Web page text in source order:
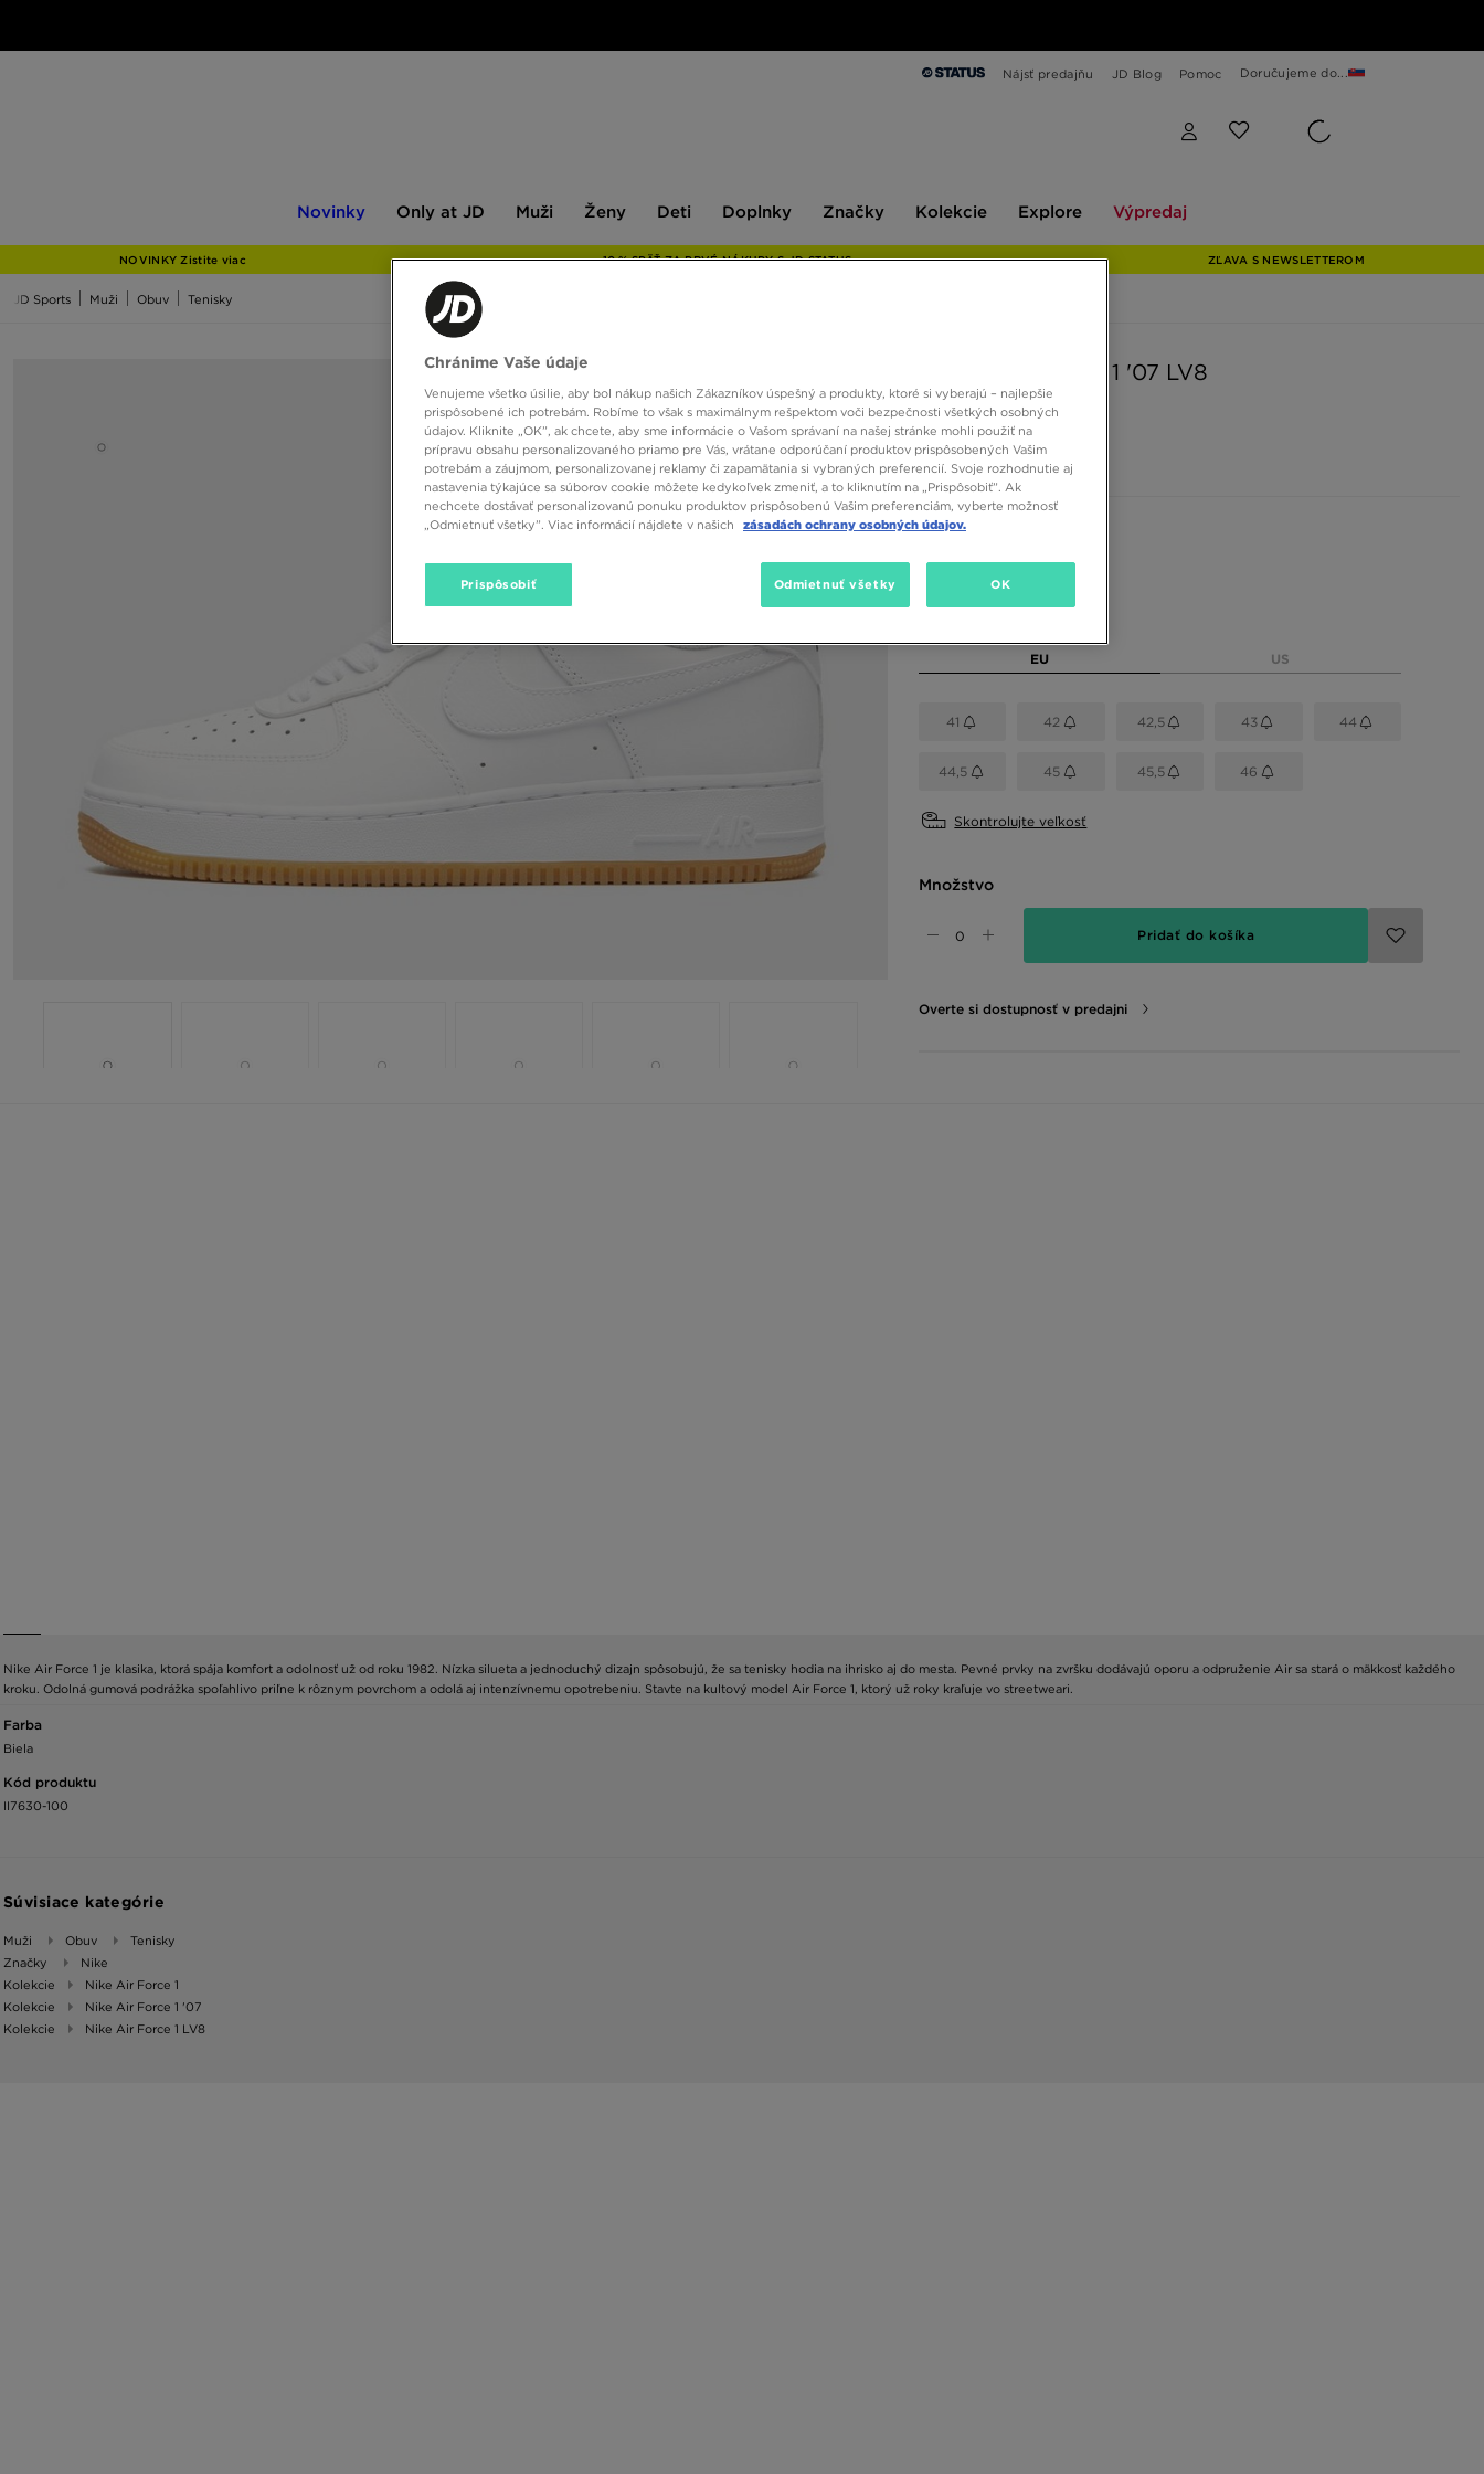
Nájsť predajňu JD Blog Pomoc Doručujeme do...
Novinky
JD
Only at JD Muži Ženy Deti Doplnky Značky Kolekcie Explore Výpredaj
NOVINKY Zistite viac 10 % SPÄŤ ZA PRVÉ NÁKUPY S JD STATUS ZĽAVA S NEWSLETTEROM
JD Sports Muži Obuv Tenisky
NIKE AIR FORCE 1 '07 LV8
72,00 €
Dostupné farby
Biela
Vybrať veľkosť
EU US
41 42 42,5 43 44
44,5 45 45,5 46
Skontrolujte veľkosť
Množstvo
Pridať do košíka
Overte si dostupnosť v predajni
Nike Air Force 1 je klasika, ktorá spája komfort a odolnosť už od roku 1982. Nízka silueta a jednoduchý dizajn spôsobujú, že sa tenisky hodia na ihrisko aj do mesta. Pevné prvky na zvršku dodávajú oporu a odpruženie Air sa stará o mäkkosť každého
kroku. Odolná gumová podrážka spoľahlivo priľne k rôznym povrchom a odolá aj intenzívnemu opotrebeniu. Stavte na kultový model Air Force 1, ktorý už roky kraľuje vo streetweari.
Farba
Biela
Kód produktu
II7630-100
Súvisiace kategórie
Muži Obuv
Tenisky
Značky
Nike
Kolekcie
Nike Air Force 1
Kolekcie
Nike Air Force 1 '07
Kolekcie
Nike Air Force 1 LV8
Chránime Vaše údaje
Venujeme všetko úsilie, aby bol nákup našich Zákazníkov úspešný a produkty, ktoré si vyberajú – najlepšie
prispôsobené ich potrebám. Robíme to však s maximálnym rešpektom voči bezpečnosti všetkých osobných
údajov. Kliknite „OK”, ak chcete, aby sme informácie o Vašom správaní na našej stránke mohli použiť na
prípravu obsahu personalizovaného priamo pre Vás, vrátane odporúčaní produktov prispôsobených Vašim
potrebám a záujmom, personalizovanej reklamy či zapamätania si vybraných preferencií. Svoje rozhodnutie aj
nastavenia týkajúce sa súborov cookie môžete kedykoľvek zmeniť, a to kliknutím na „Prispôsobiť”. Ak
nechcete dostávať personalizovanú ponuku produktov prispôsobenú Vašim preferenciám, vyberte možnosť
„Odmietnuť všetky”. Viac informácií nájdete v našich
zásadách ochrany osobných údajov.
Prispôsobiť Odmietnuť všetky OK